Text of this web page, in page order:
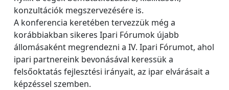
konzultációk megszervezésére is.
A konferencia keretében tervezzük még a
korábbiakban sikeres Ipari Fórumok újabb
állomásaként megrendezni a IV. Ipari Fórumot, ahol
ipari partnereink bevonásával keressük a
felsőoktatás fejlesztési irányait, az ipar elvárásait a
képzéssel szemben.